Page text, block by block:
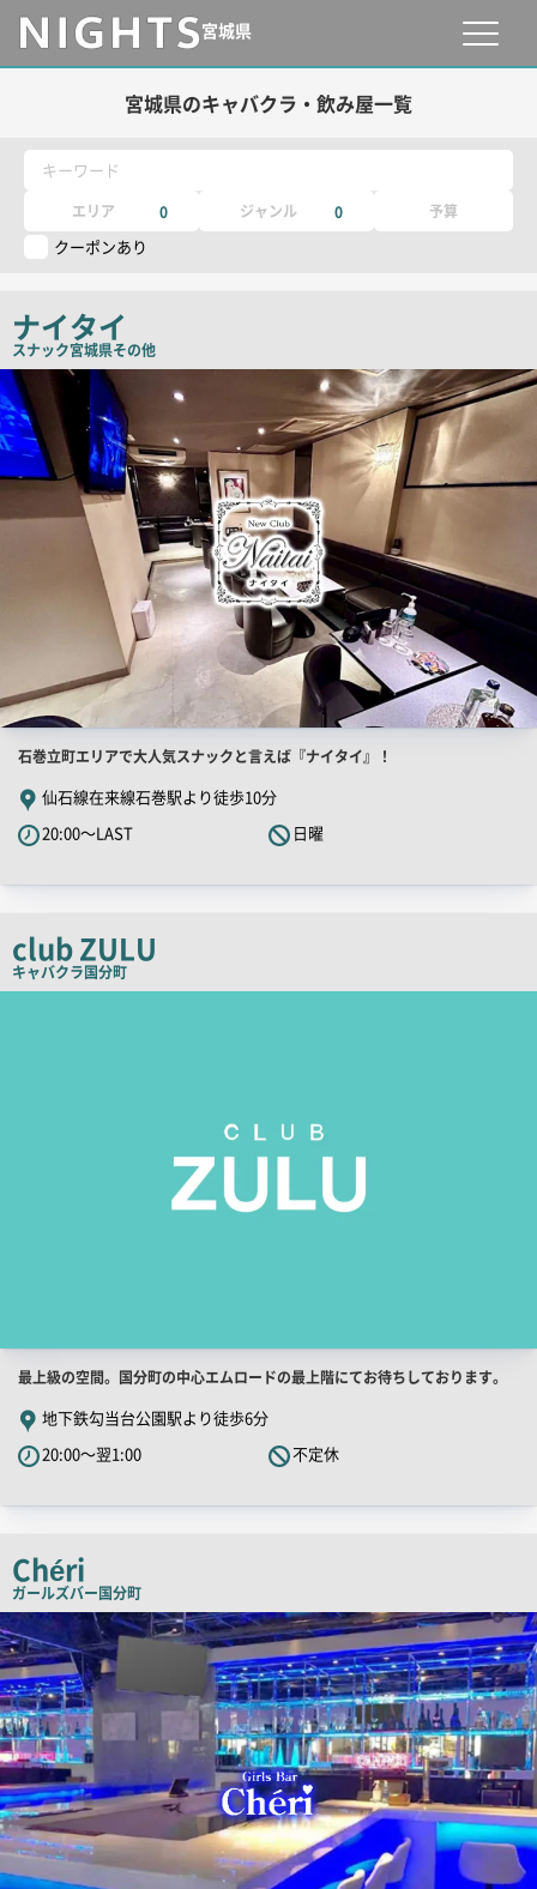
宮城県
宮城県のキャバクラ・飲み屋一覧
キーワード
エリア 0 ジャンル 0 予算
クーポンあり
ナイタイ
スナック宮城県その他
店
舗
PR
画
像
店
舗
PR
キ
コ
ピ
石巻立町エリアで大人気スナックと言えば『ナイタイ』！
仙石線在来線石巻駅より徒歩10分
20:00～LAST
日曜
club ZULU
キャバクラ国分町
店
店
舗
PR
キ
コ
ピ
ー
最上級の空間。国分町の中心エムロードの最上階にてお待ちしております。
地下鉄勾当台公園駅より徒歩6分
20:00～翌1:00
不定休
Chéri
ガールズバー国分町
店
舗
PR
画
像